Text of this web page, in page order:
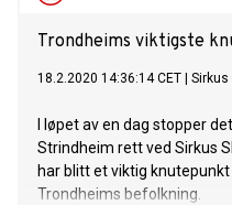
Trondheims viktigste
18.2.2020 14:36:14 CET Sirkus
I løpet av en dag stopper
Strindheim rett ved Sirkus
har blitt et viktig
Trondheims befolkning.